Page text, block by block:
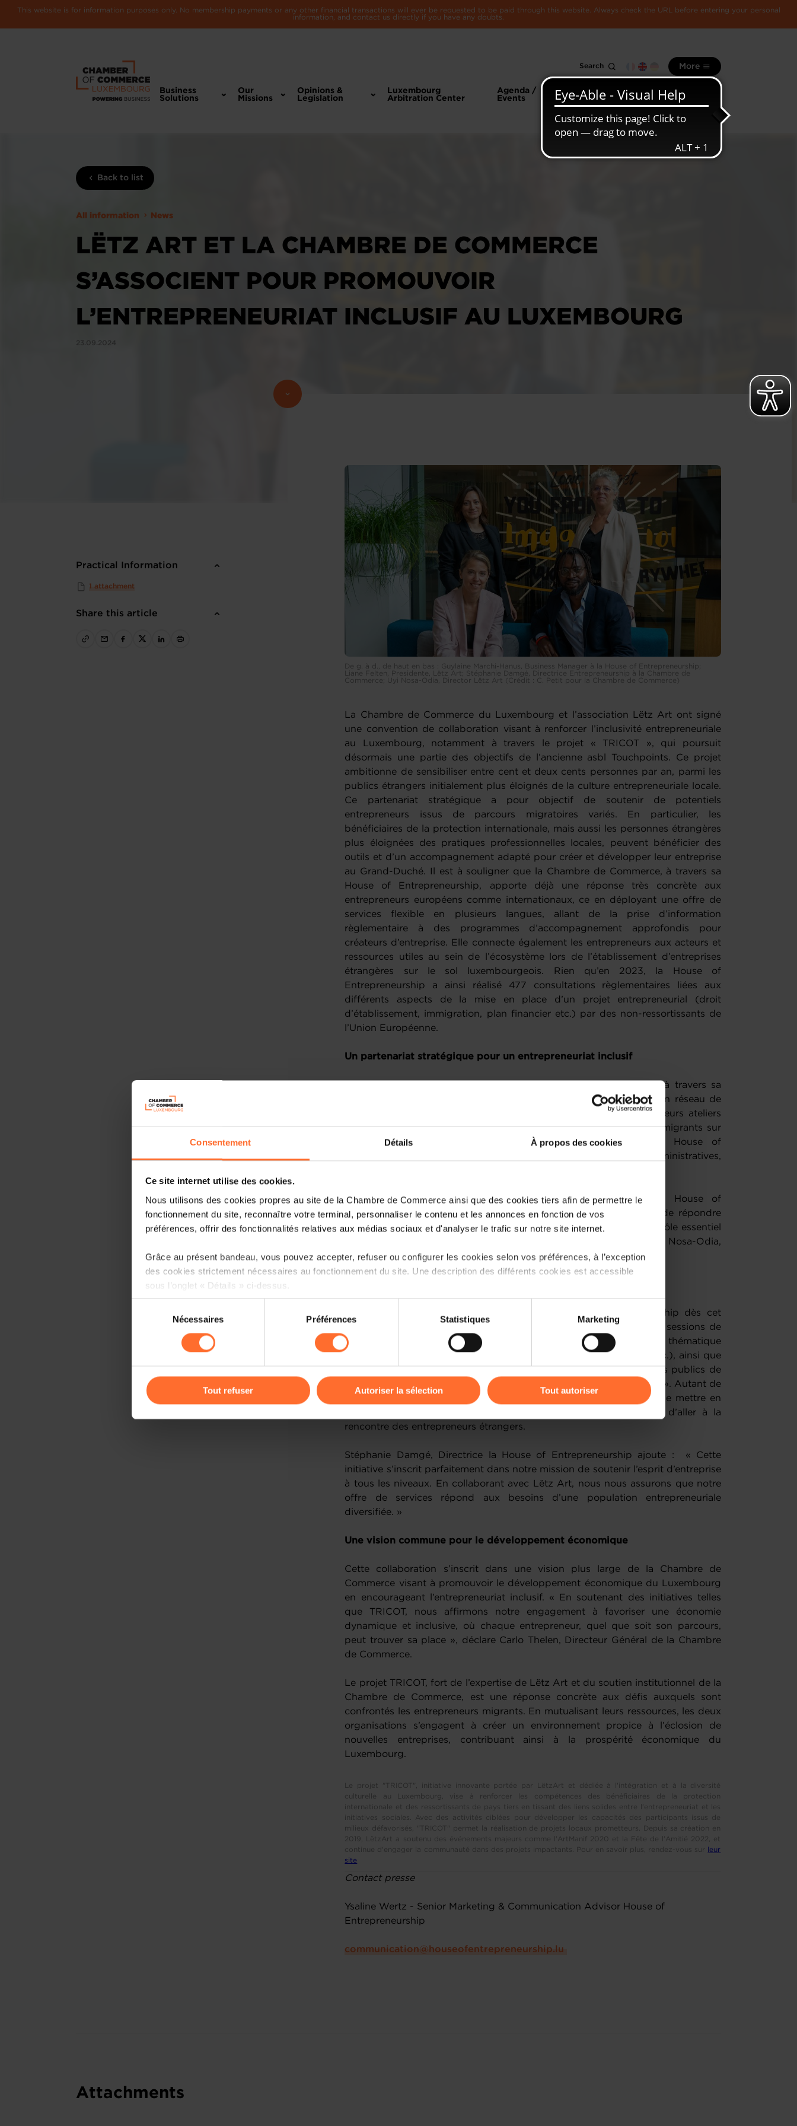
Consentement Détails À propos des cookies
Ce site internet utilise des cookies.
Nous utilisons des cookies propres au site de la Chambre de Commerce ainsi que des cookies tiers afin de permettre le
fonctionnement du site, reconnaître votre terminal, personnaliser le contenu et les annonces en fonction de vos
préférences, offrir des fonctionnalités relatives aux médias sociaux et d'analyser le trafic sur notre site internet.
Grâce au présent bandeau, vous pouvez accepter, refuser ou configurer les cookies selon vos préférences, à l’exception
des cookies strictement nécessaires au fonctionnement du site. Une description des différents cookies est accessible
sous l’onglet « Détails » ci-dessus.
Il est précisé que la navigation sur le site et certaines fonctionnalités (ex : lecture de vidéos, partage sur les réseaux
sociaux, sauvegarde des préférences de lecture vidéo, personnalisation de l’affichage du site) peuvent être affectées en
cas de refus de tous les cookies ou des cookies non nécessaires.
gauche de chaque page.
Charte d’usage des cookieset notrePolitique de protection des données
consentement
Nécessaires Préférences Statistiques Marketing
Tout refuser Autoriser la sélection Tout autoriser
This website is for information purposes only. No membership payments or any other financial transactions will ever be requested to be paid through this website. Always check the URL before entering your personal
information, and contact us directly if you have any doubts.
Search More
Business
Solutions
Our
Missions
Opinions &
Legislation
Luxembourg
Arbitration Center
Agenda /
Events
information
Luxembourg
economy
Back to list
All information News
LËTZ ART ET LA CHAMBRE DE COMMERCE
S’ASSOCIENT POUR PROMOUVOIR
L’ENTREPRENEURIAT INCLUSIF AU LUXEMBOURG
23.09.2024
Practical Information
1 attachment
Share this article
De g. à d., de haut en bas : Guylaine Marchi-Hanus, Business Manager à la House of Entrepreneurship;
Liane Felten, Presidente, Lëtz Art; Stéphanie Damgé, Directrice Entrepreneurship à la Chambre de
Commerce; Uyi Nosa-Odia, Director Lëtz Art (Crédit : C. Petit pour la Chambre de Commerce)
La Chambre de Commerce du Luxembourg et l’association Lëtz Art ont signé
une convention de collaboration visant à renforcer l’inclusivité entrepreneuriale
au Luxembourg, notamment à travers le projet « TRICOT », qui poursuit
désormais une partie des objectifs de l’ancienne asbl Touchpoints. Ce projet
ambitionne de sensibiliser entre cent et deux cents personnes par an, parmi les
publics étrangers initialement plus éloignés de la culture entrepreneuriale locale.
Ce partenariat stratégique a pour objectif de soutenir de potentiels
entrepreneurs issus de parcours migratoires variés. En particulier, les
bénéficiaires de la protection internationale, mais aussi les personnes étrangères
plus éloignées des pratiques professionnelles locales, peuvent bénéficier des
outils et d’un accompagnement adapté pour créer et développer leur entreprise
au Grand-Duché. Il est à souligner que la Chambre de Commerce, à travers sa
House of Entrepreneurship, apporte déjà une réponse très concrète aux
entrepreneurs européens comme internationaux, ce en déployant une offre de
services flexible en plusieurs langues, allant de la prise d’information
règlementaire à des programmes d’accompagnement approfondis pour
créateurs d’entreprise. Elle connecte également les entrepreneurs aux acteurs et
ressources utiles au sein de l’écosystème lors de l’établissement d’entreprises
étrangères sur le sol luxembourgeois. Rien qu’en 2023, la House of
Entrepreneurship a ainsi réalisé 477 consultations règlementaires liées aux
différents aspects de la mise en place d’un projet entrepreneurial (droit
d’établissement, immigration, plan financier etc.) par des non-ressortissants de
l’Union Européenne.
Un partenariat stratégique pour un entrepreneuriat inclusif
Dans le cadre de cette collaboration, la Chambre de Commerce, à travers sa
House of Entrepreneurship, soutiendra Lëtz Art en l’intégrant à son réseau de
partenaires publics. Ce soutien permettra à l’asbl d’organiser plusieurs ateliers
pratiques destinés à accompagner environ 20 à 25 entrepreneurs migrants sur
une année. Ces ateliers auront lieu dans les locaux de la House of
Entrepreneurship et viseront à renforcer les compétences administratives,
« Cette collaboration avec la Chambre de Commerce et sa House of
Entrepreneurship nous permet d’élargir notre champ d’action et de répondre
aux besoins spécifiques des entrepreneurs migrants, qui jouent un rôle essentiel
dans la diversité économique du Luxembourg », souligne M. Uyi Nosa-Odia,
porteur du projet TRICOT pour Lëtz Art.
Parmi les actions phares prévues par la House of Entrepreneurship dès cet
automne, dans le cadre de la convention, figurent l’organisation de sessions de
pitch inclusifs, chaque session illustrant de manière rotative une thématique
différente (entrepreneuriat des jeunes, des femmes, des réfugiés etc.), ainsi que
l’accueil collectif et individuel des porteurs de projet par les acteurs publics de
soutien aux créateurs d’entreprise, dénommé « Meet the Community ». Autant de
formats auxquels LëtzArt prendra part de manière régulière, afin de mettre en
avant l’apport de l’entrepreneuriat migratoire au Luxembourg et d’aller à la
rencontre des entrepreneurs étrangers.
Stéphanie Damgé, Directrice la House of Entrepreneurship ajoute : « Cette
initiative s’inscrit parfaitement dans notre mission de soutenir l’esprit d’entreprise
à tous les niveaux. En collaborant avec Lëtz Art, nous nous assurons que notre
offre de services répond aux besoins d’une population entrepreneuriale
diversifiée. »
Une vision commune pour le développement économique
Cette collaboration s’inscrit dans une vision plus large de la Chambre de
Commerce visant à promouvoir le développement économique du Luxembourg
en encourageant l’entrepreneuriat inclusif. « En soutenant des initiatives telles
que TRICOT, nous affirmons notre engagement à favoriser une économie
dynamique et inclusive, où chaque entrepreneur, quel que soit son parcours,
peut trouver sa place », déclare Carlo Thelen, Directeur Général de la Chambre
de Commerce.
Le projet TRICOT, fort de l’expertise de Lëtz Art et du soutien institutionnel de la
Chambre de Commerce, est une réponse concrète aux défis auxquels sont
confrontés les entrepreneurs migrants. En mutualisant leurs ressources, les deux
organisations s’engagent à créer un environnement propice à l’éclosion de
nouvelles entreprises, contribuant ainsi à la prospérité économique du
Luxembourg.
Le projet "TRICOT", initiative innovante portée par LëtzArt et dédiée à l'intégration et à la diversité
culturelle au Luxembourg, vise à renforcer les compétences des bénéficiaires de la protection
internationale et des ressortissants de pays tiers en tissant des liens solides entre l'entrepreneuriat et les
initiatives sociales. Avec des activités ciblées pour développer les capacités des participants issus de
milieux défavorisés, "TRICOT" permet la réalisation de projets locaux prometteurs. Depuis sa création en
2019, LëtzArt a soutenu des événements majeurs comme l'ArtManif 2020 et la Fête de l'Amitié 2022, et
continue d'engager la communauté dans des projets impactants. Pour en savoir plus, rendez-vous sur
leur
site
Contact presse
Ysaline Wertz - Senior Marketing & Communication Advisor House of
Entrepreneurship
communication@houseofentrepreneurship.lu
Attachments